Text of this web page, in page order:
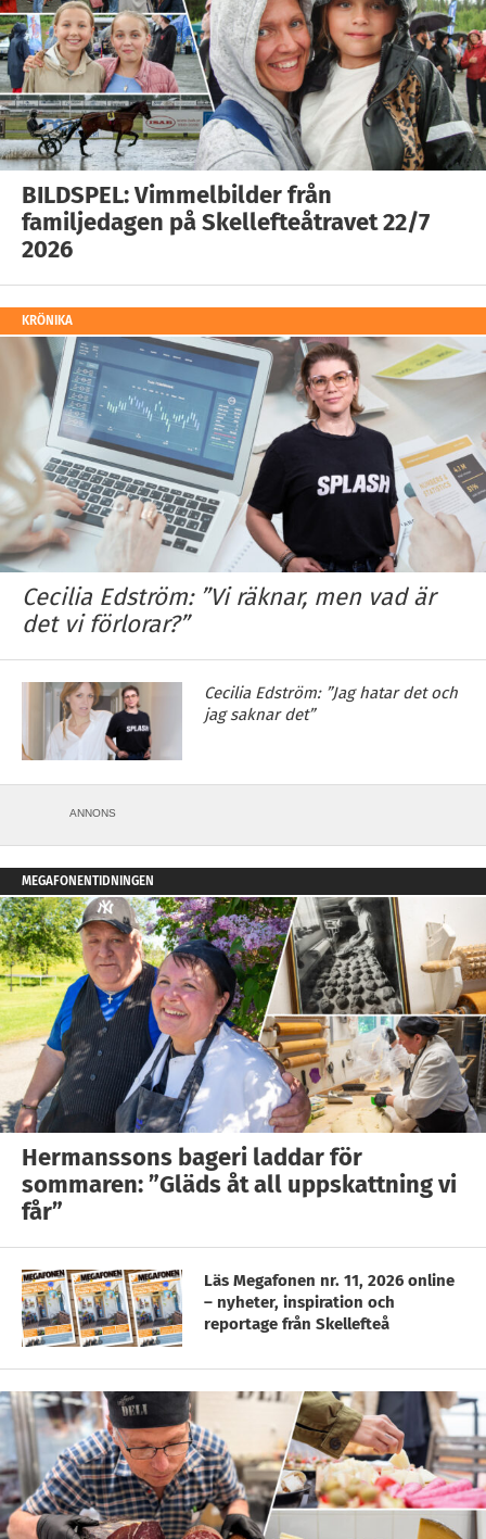
BILDSPEL: Vimmelbilder från
familjedagen på Skellefteåtravet 22/7
2026
KRÖNIKA
Cecilia Edström: ”Vi räknar, men vad är
det vi förlorar?”
Cecilia Edström: ”Jag hatar det och
jag saknar det”
ANNONS
MEGAFONENTIDNINGEN
Hermanssons bageri laddar för
sommaren: ”Gläds åt all uppskattning vi
får”
Läs Megafonen nr. 11, 2026 online
– nyheter, inspiration och
reportage från Skellefteå